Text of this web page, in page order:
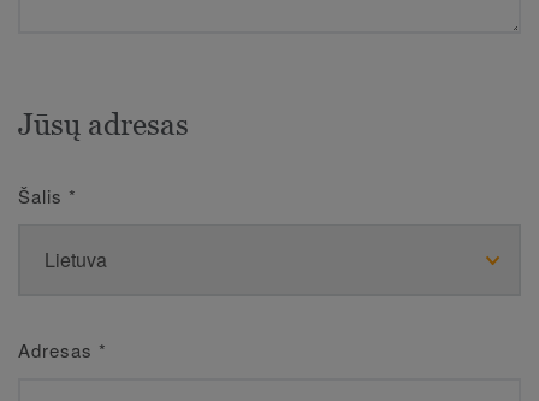
Jūsų adresas
Šalis *
Adresas *